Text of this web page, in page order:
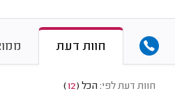
חוות דעת
חוות דעת לפי: הכל (
12
)